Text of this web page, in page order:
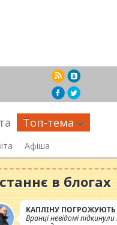
Топ-тема
Афіша
в блогах
КАПЛІНУ
Вранці невідомі